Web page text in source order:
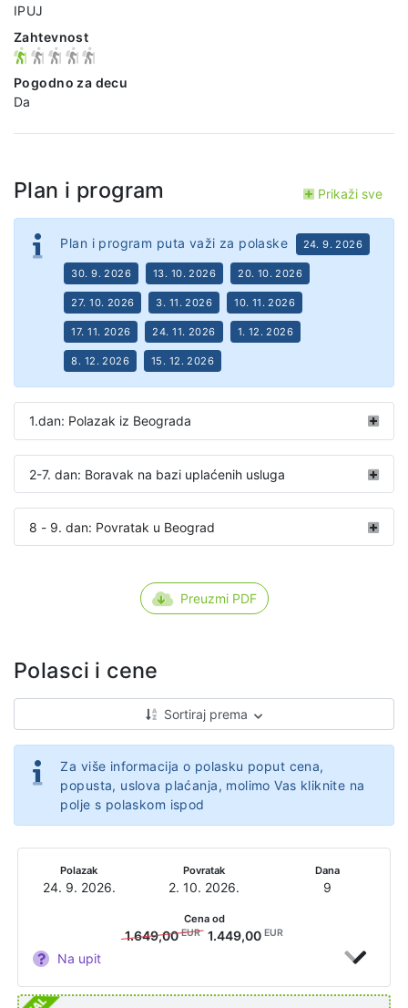
IPUJ
Zahtevnost
Pogodno za decu
Da
Plan i program Prikaži sve
Plan i program puta važi za polaske 24. 9. 2026
30. 9. 2026 13. 10. 2026 20. 10. 2026
27. 10. 2026 3. 11. 2026 10. 11. 2026
17. 11. 2026 24. 11. 2026 1. 12. 2026
8. 12. 2026 15. 12. 2026
1.dan: Polazak iz Beograda
2-7. dan: Boravak na bazi uplaćenih usluga
8 - 9. dan: Povratak u Beograd
Preuzmi PDF
Polasci i cene
Sortiraj prema
Za više informacija o polasku poput cena,
popusta, uslova plaćanja, molimo Vas kliknite na
polje s polaskom ispod
Polazak
24. 9. 2026.
Povratak
2. 10. 2026.
Dana
9
Na upit
Cena od
1.649,00EUR 1.449,00 EUR